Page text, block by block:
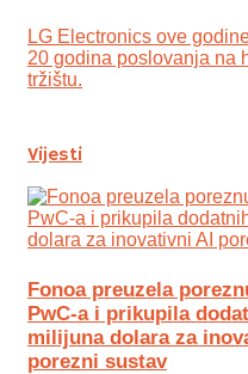
LG Electronics ove
20 godina poslovanja na
tržištu.
Vijesti
Fonoa preuzela
PwC-a i prikupila
milijuna dolara za
porezni sustav